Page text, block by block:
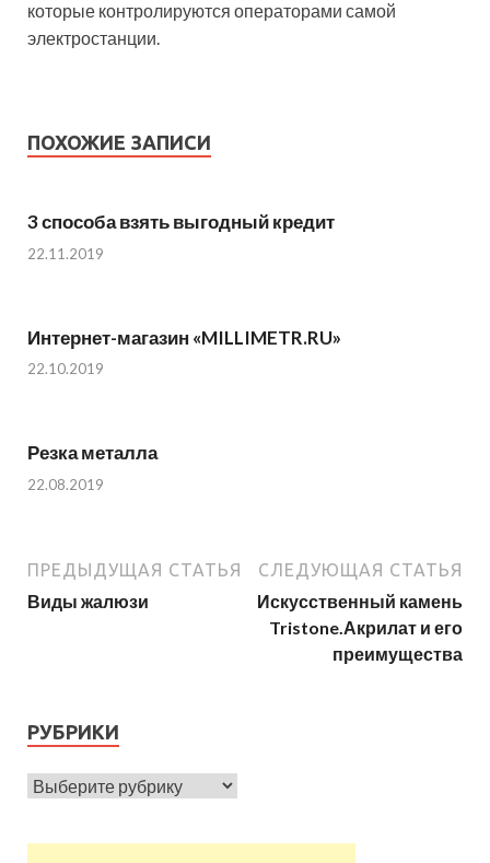
которые контролируются операторами самой
электростанции.
ПОХОЖИЕ ЗАПИСИ
3 способа взять выгодный кредит
22.11.2019
Интернет-магазин «MILLIMETR.RU»
22.10.2019
Резка металла
22.08.2019
ПРЕДЫДУЩАЯ СТАТЬЯ
Виды жалюзи
СЛЕДУЮЩАЯ СТАТЬЯ
Искусственный камень
Tristone.Акрилат и его
преимущества
РУБРИКИ